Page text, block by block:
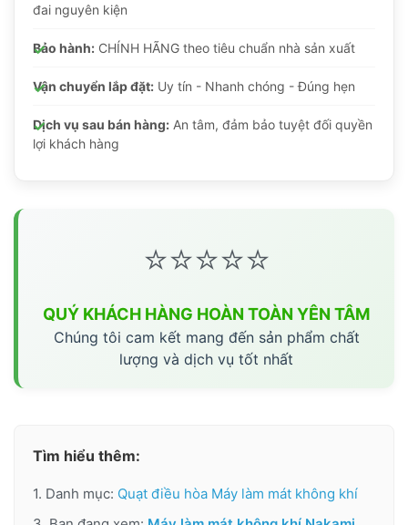
đai nguyên kiện
Bảo hành: CHÍNH HÃNG theo tiêu chuẩn nhà sản xuất
Vận chuyển lắp đặt: Uy tín - Nhanh chóng - Đúng hẹn
Dịch vụ sau bán hàng: An tâm, đảm bảo tuyệt đối quyền
lợi khách hàng
⭐⭐⭐⭐⭐
QUÝ KHÁCH HÀNG HOÀN TOÀN YÊN TÂM
Chúng tôi cam kết mang đến sản phẩm chất
lượng và dịch vụ tốt nhất
Tìm hiểu thêm:
1. Danh mục: Quạt điều hòa Máy làm mát không khí